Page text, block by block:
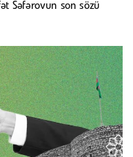
Səfərovun son sözü